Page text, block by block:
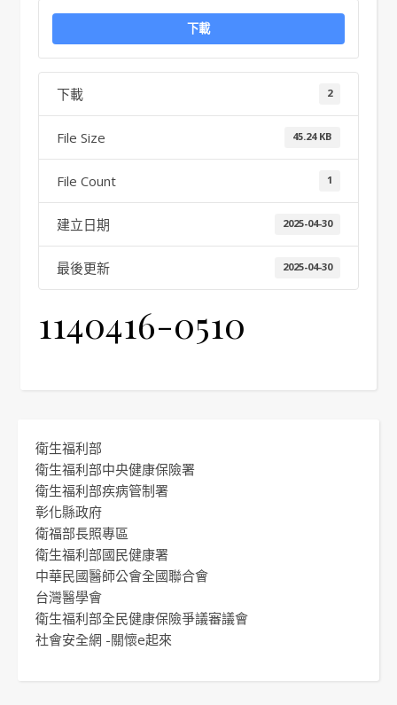
下載
下載 2
File Size 45.24 KB
File Count 1
建立日期 2025-04-30
最後更新 2025-04-30
1140416-0510
衛生福利部
衛生福利部中央健康保險署
衛生福利部疾病管制署
彰化縣政府
衛福部長照專區
衛生福利部國民健康署
中華民國醫師公會全國聯合會
台灣醫學會
衛生福利部全民健康保險爭議審議會
社會安全網 -關懷e起來